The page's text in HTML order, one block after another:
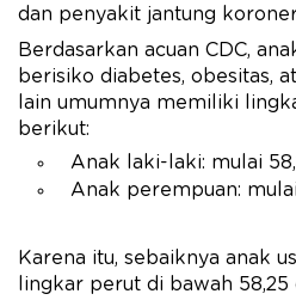
dan penyakit jantung
Berdasarkan acuan CDC,
berisiko diabetes, obesitas,
lain umumnya memiliki
berikut:
Anak laki-laki: mulai
Anak perempuan:
Karena itu, sebaiknya anak
lingkar perut di bawah